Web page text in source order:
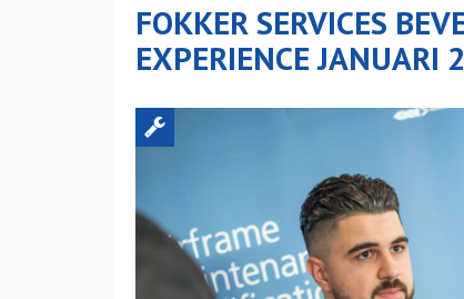
FOKKER SERVICES
EXPERIENCE JANUARI